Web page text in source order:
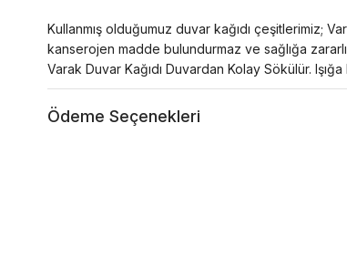
Kullanmış olduğumuz duvar kağıdı çeşitlerimiz;
kanserojen madde bulundurmaz ve sağlığa zararlı
Varak Duvar Kağıdı Duvardan Kolay Sökülür.
Ödeme Seçenekleri